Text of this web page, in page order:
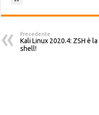
Precedente
Kali Linux 2020.4: ZSH è
shell!